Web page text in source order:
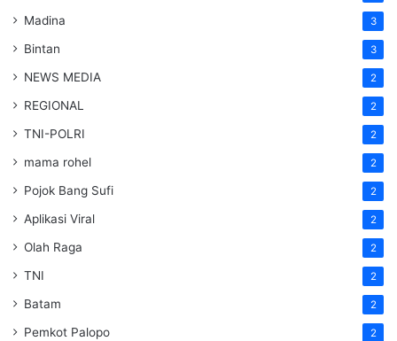
Madina 3
Bintan 3
NEWS MEDIA 2
REGIONAL 2
TNI-POLRI 2
mama rohel 2
Pojok Bang Sufi 2
Aplikasi Viral 2
Olah Raga 2
TNI 2
Batam 2
Pemkot Palopo 2